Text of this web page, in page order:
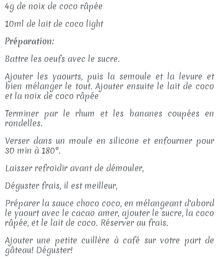
4g de noix de coco râpée
10ml de lait de coco light
Préparation:
Battre les oeufs avec le sucre.
Ajouter les yaourts, puis la semoule et la levure et
bien mélanger le tout. Ajouter ensuite le lait de coco
et la noix de coco râpée
Terminer par le rhum et les bananes coupées en
rondelles.
Verser dans un moule en silicone et enfourner pour
30 min à 180°.
Laisser refroidir avant de démouler,
Déguster frais, il est meilleur,
Préparer la sauce choco coco, en mélangeant d'abord
le yaourt avec le cacao amer, ajouter le sucre, la coco
râpée, et le lait de coco. Réserver au frais.
Ajouter une petite cuillère à café sur votre part de
gâteau! Déguster!